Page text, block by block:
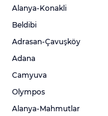
Alanya-Konakli
Beldibi
Adrasan-Çavuşköy
Adana
Camyuva
Olympos
Alanya-Mahmutlar